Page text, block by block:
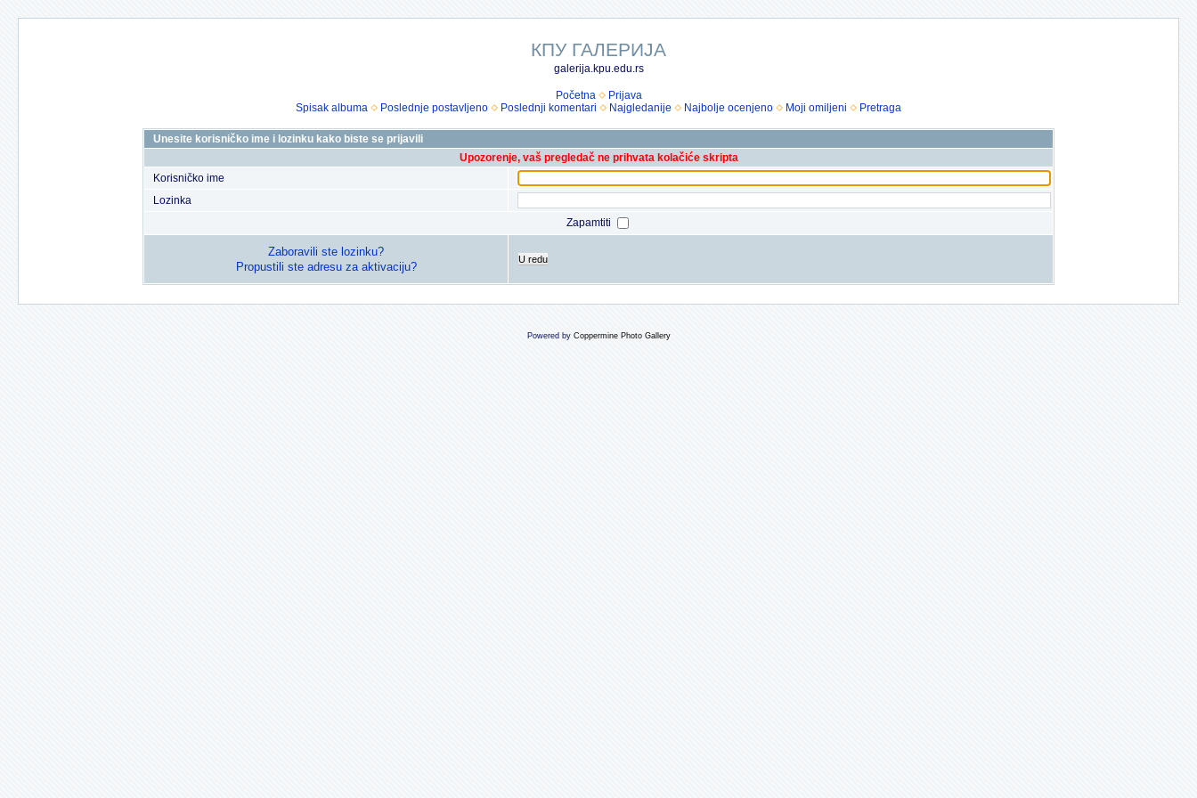
КПУ ГАЛЕРИЈА
galerija.kpu.edu.rs
Početna
Prijava
Spisak albuma
Poslednje postavljeno Poslednji komentari Najgledanije Najbolje ocenjeno Moji omiljeni Pretraga
Unesite korisničko ime i lozinku kako biste se prijavili
Upozorenje, vaš pregledač ne prihvata kolačiće skripta
Korisničko ime
Lozinka
Zapamtiti
Zaboravili ste lozinku?
Propustili ste adresu za aktivaciju?
U redu
Powered by Coppermine Photo Gallery